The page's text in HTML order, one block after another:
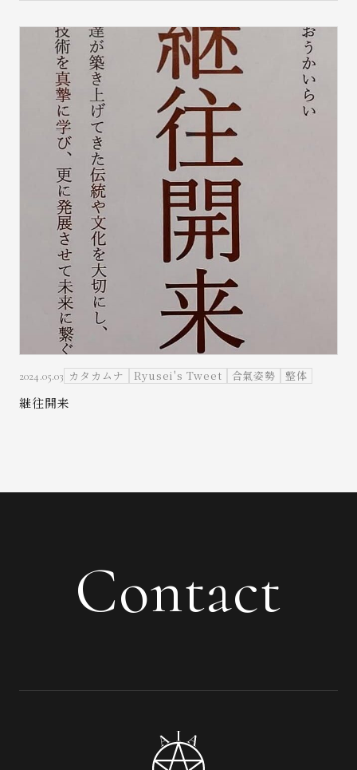
2024.05.03 カタカムナ Ryusei's Tweet 合氣姿勢 整体
継往開来
Contact